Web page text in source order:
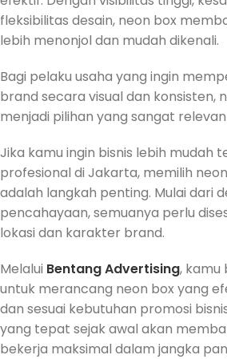
fleksibilitas desain, neon box
lebih menonjol dan mudah dikenali.
Bagi pelaku usaha yang ingin
brand secara visual dan konsisten,
menjadi pilihan yang sangat
Jika kamu ingin bisnis lebih mudah
profesional di Jakarta, memilih
adalah langkah penting. Mulai dari
pencahayaan, semuanya perlu
lokasi dan karakter brand.
Melalui Bentang Advertising, kamu
untuk merancang neon box yang
dan sesuai kebutuhan promosi
yang tepat sejak awal akan
bekerja maksimal dalam jangka